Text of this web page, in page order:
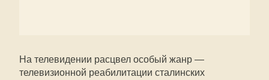
На телевидении расцвел особый жанр —
телевизионной реабилитации сталинских